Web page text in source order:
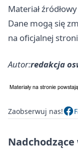
Materiał
Dane mogą się
na oficjalnej
Autor:redakcja
Zaobserwuj nas!